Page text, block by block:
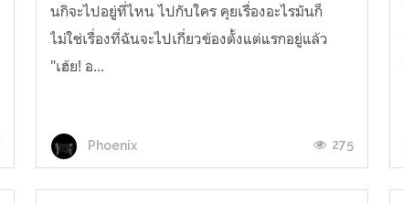
นกิจะไปอยู่ที่ไหน ไปกับใคร คุยเรื่องอะไรมันก็
ไม่ใช่เรื่องที่ฉันจะไปเกี่ยวข้องตั้งแต่แรกอยู่แล้ว
"เฮ้ย! อ...
Phoenix 275